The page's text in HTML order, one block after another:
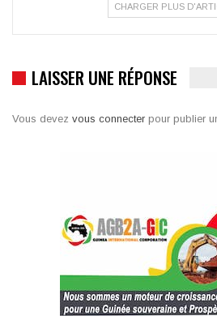
CHARGER PLUS
LAISSER UNE RÉPONSE
Vous devez vous connecter pour publier